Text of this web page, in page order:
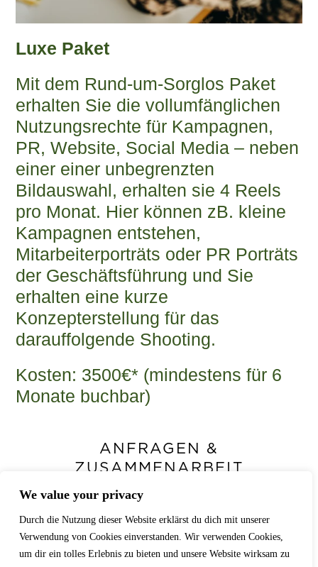
We value your privacy
Durch die Nutzung dieser Website erklärst du dich mit unserer
Verwendung von Cookies einverstanden. Wir verwenden Cookies,
um dir ein tolles Erlebnis zu bieten und unsere Website wirksam zu
Luxe Paket
Mit dem Rund-um-Sorglos Paket
erhalten Sie die vollumfänglichen
Nutzungsrechte für Kampagnen,
PR, Website, Social Media – neben
einer einer unbegrenzten
Bildauswahl, erhalten sie 4 Reels
pro Monat. Hier können zB. kleine
Kampagnen entstehen,
Mitarbeiterporträts oder PR Porträts
der Geschäftsführung und Sie
erhalten eine kurze
Konzepterstellung für das
darauffolgende Shooting.
Kosten: 3500€* (mindestens für 6
Monate buchbar)
ANFRAGEN &
ZUSAMMENARBEIT
Hast du ein Projekt im Kopf,das
sichtbar werden soll?